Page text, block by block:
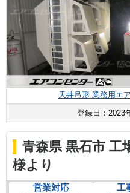
天井吊形 業務用エ
登録日：2023
青森県 黒石市 工
様より
営業対応 工